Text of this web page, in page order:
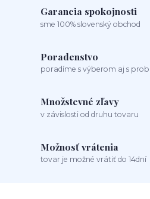
Garancia spokojnosti
sme 100% slovenský obchod
Poradenstvo
poradíme s výberom aj s
Množstevné zľavy
v závislosti od druhu tovaru
Možnosť vrátenia
tovar je možné vrátiť do 14dní